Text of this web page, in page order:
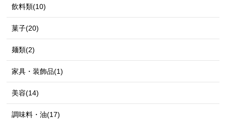
飲料類(10)
菓子(20)
麺類(2)
家具・装飾品(1)
美容(14)
調味料・油(17)